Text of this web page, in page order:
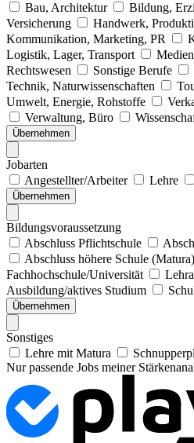
Bau, Architektur
Bildung,
Versicherung
Handwerk,
Kommunikation, Marketing, PR
Logistik, Lager, Transport
Rechtswesen
Sonstige Berufe
Technik, Naturwissenschaften
Umwelt, Energie, Rohstoffe
Verwaltung, Büro
Übernehmen
Jobarten
Angestellter/Arbeiter
Lehre
Übernehmen
Bildungsvoraussetzung
Abschluss Pflichtschule
Abschluss höhere Schule (Matura)
Fachhochschule/Universität
Ausbildung/aktives Studium
Übernehmen
Sonstiges
Lehre mit Matura
Nur passende Jobs meiner